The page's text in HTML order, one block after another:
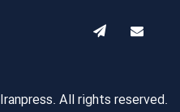
All rights reserved.